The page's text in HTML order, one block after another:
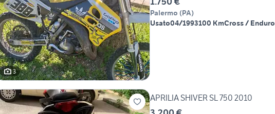
3
Palermo (PA)
Usato04/1993100 KmCross / Enduro
APRILIA SHIVER SL 750 2010